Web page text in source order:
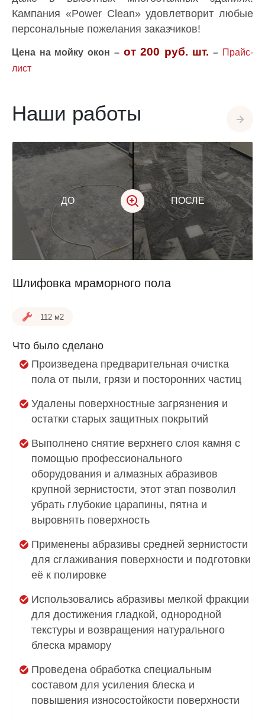
Кампания «Power Clean» удовлетворит любые
персональные пожелания заказчиков!
Цена на мойку окон – от 200 руб. шт.– Прайс-
лист
Наши работы
ДО ПОСЛЕ
Шлифовка мраморного пола
112 м2
Что было сделано
Произведена предварительная очистка
пола от пыли, грязи и посторонних частиц
Удалены поверхностные загрязнения и
остатки старых защитных покрытий
Выполнено снятие верхнего слоя камня с
помощью профессионального
оборудования и алмазных абразивов
крупной зернистости, этот этап позволил
убрать глубокие царапины, пятна и
выровнять поверхность
Применены абразивы средней зернистости
для сглаживания поверхности и подготовки
её к полировке
Использовались абразивы мелкой фракции
для достижения гладкой, однородной
текстуры и возвращения натурального
блеска мрамору
Проведена обработка специальным
составом для усиления блеска и
повышения износостойкости поверхности